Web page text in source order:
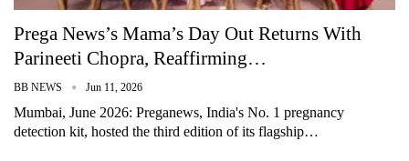
Prega News’s Mama’s Day Out Returns With
Parineeti Chopra, Reaffirming…
BB NEWS Jun 11, 2026
Mumbai, June 2026: Preganews, India's No. 1 pregnancy
detection kit, hosted the third edition of its flagship…